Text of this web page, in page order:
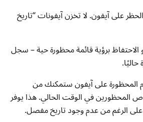
على آيفون. لا تخزن آيفونات “تاريخ
الاحتفاظ برؤية قائمة محظورة حية – سجل
المحظورة على آيفون ستمكنك من
المحظورين في الوقت الحالي. هذا يوفر
الرغم من عدم وجود تاريخ مفصل.